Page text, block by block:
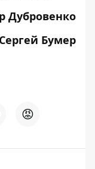
Дубровенко
Бумер
😡